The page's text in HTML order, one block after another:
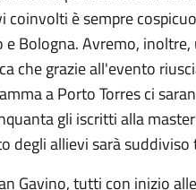
è sempre
e Bologna. Avremo,
che grazie all'evento
a Porto Torres ci
gli iscritti alla
degli allievi sarà suddiviso
Gavino, tutti con inizio